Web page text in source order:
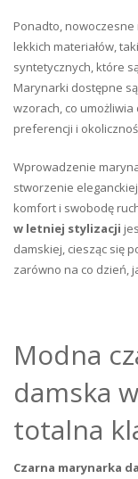
Ponadto,
lekkich materiałów,
syntetycznych, które
Marynarki dostępne
wzorach, co
preferencji i
Wprowadzenie
stworzenie
komfort i swobodę
w letniej stylizacji
damskiej, ciesząc się
zarówno na co dzień,
Modna
damska
totalna
Czarna marynarka